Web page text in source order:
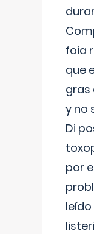
foia
que
gras
y no
Di
por